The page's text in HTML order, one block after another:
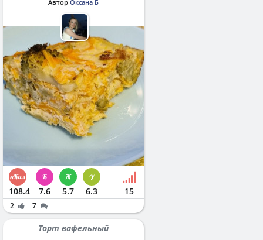
Автор Оксана Б
108.4 7.6 5.7 6.3 15
2 7
Торт вафельный